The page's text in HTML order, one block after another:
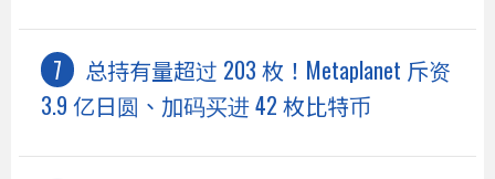
总持有量超过 203 枚！Metaplanet 斥资
3.9 亿日圆、加码买进 42 枚比特币